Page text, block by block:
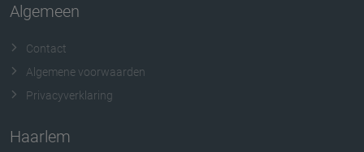
Algemeen
Contact
Algemene voorwaarden
Privacyverklaring
Haarlem